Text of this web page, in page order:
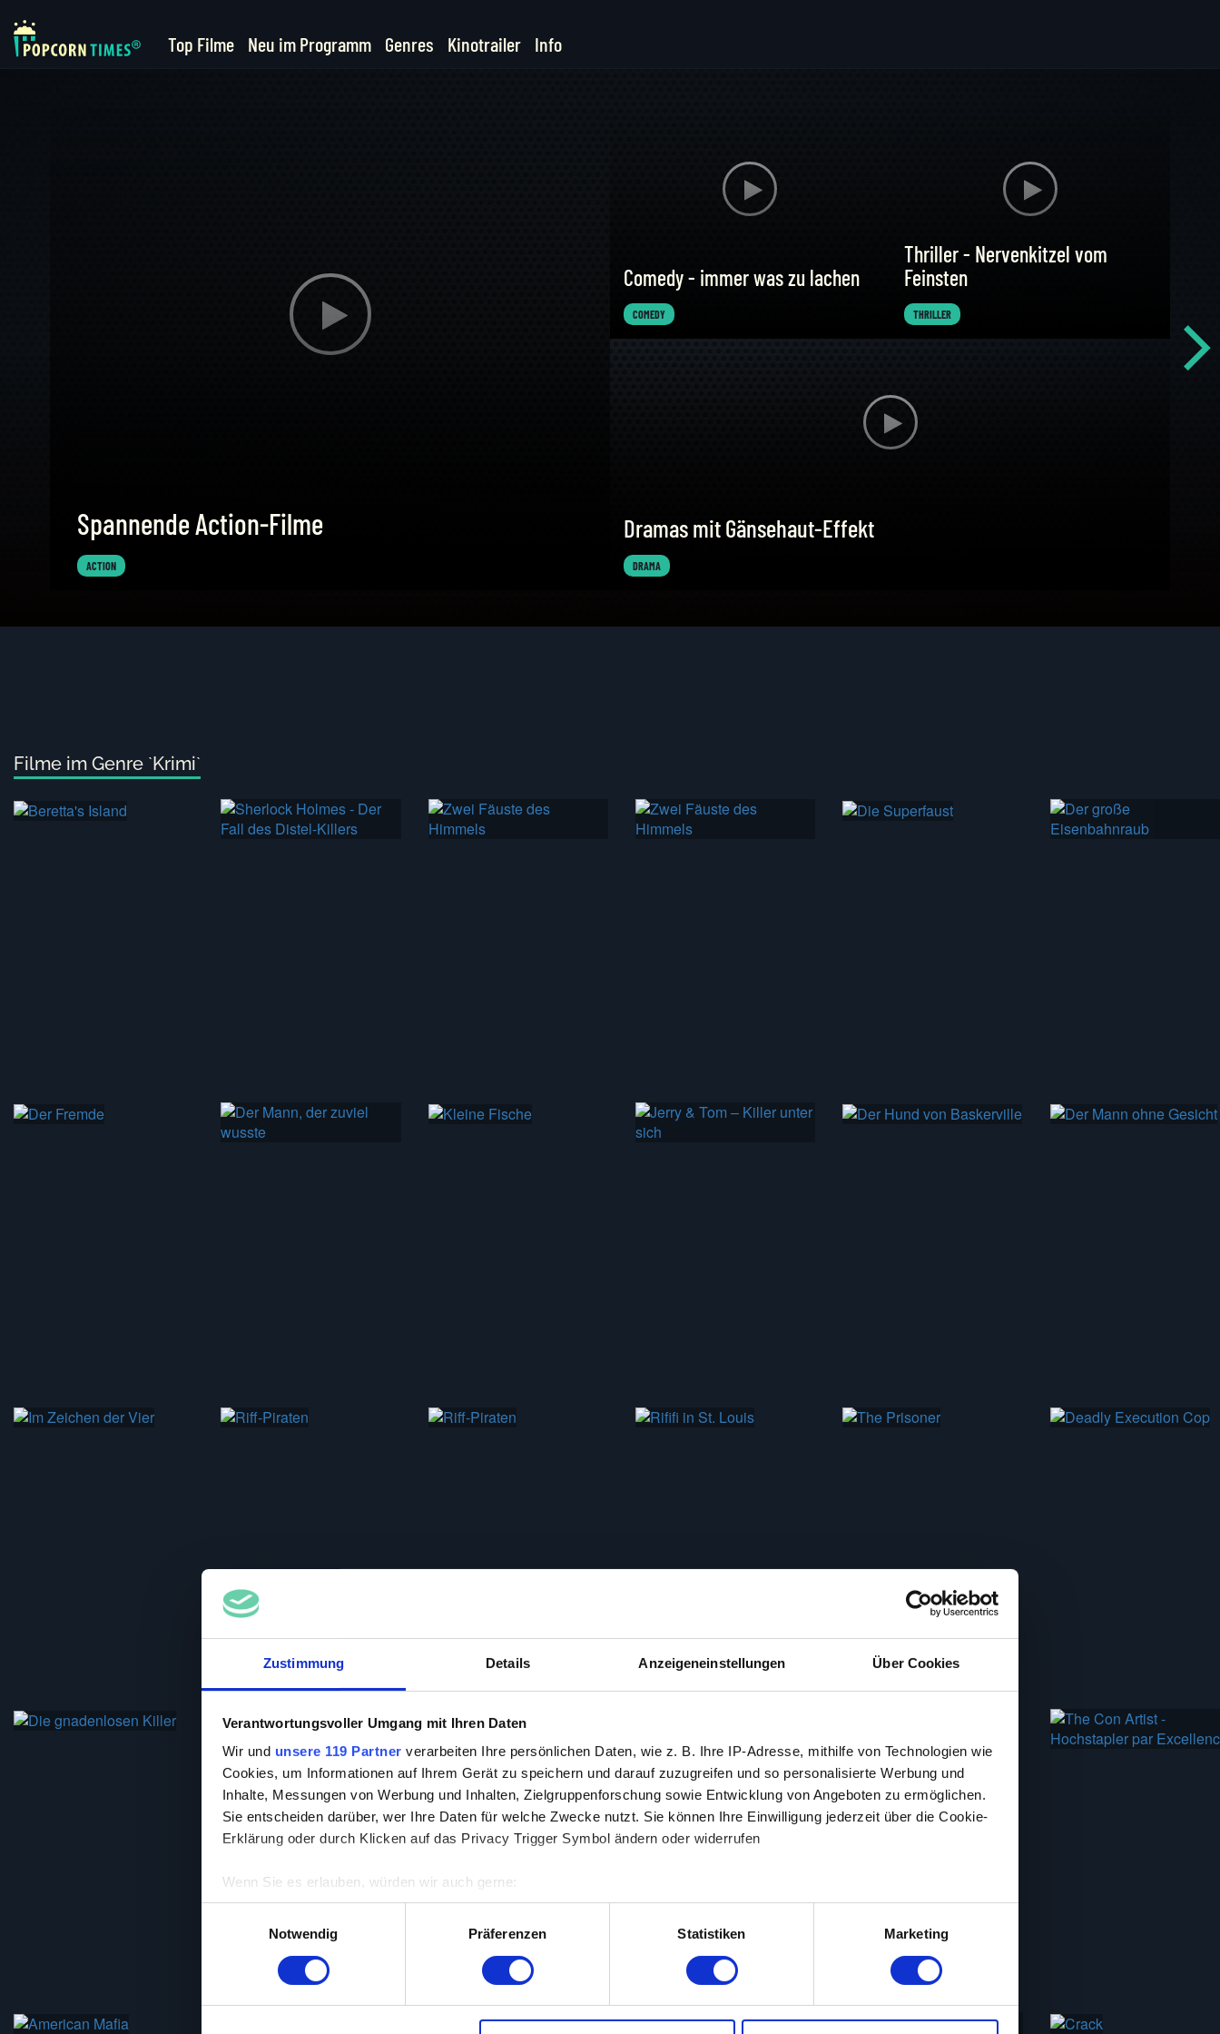
Zustimmung Details Anzeigeneinstellungen Über Cookies
Verantwortungsvoller Umgang mit Ihren Daten
Wir und unsere 119 Partner verarbeiten Ihre persönlichen Daten, wie z. B. Ihre IP-Adresse, mithilfe von Technologien wie
Cookies, um Informationen auf Ihrem Gerät zu speichern und darauf zuzugreifen und so personalisierte Werbung und
Inhalte, Messungen von Werbung und Inhalten, Zielgruppenforschung sowie Entwicklung von Angeboten zu ermöglichen.
Sie entscheiden darüber, wer Ihre Daten für welche Zwecke nutzt. Sie können Ihre Einwilligung jederzeit über die Cookie-
Erklärung oder durch Klicken auf das Privacy Trigger Symbol ändern oder widerrufen
Wenn Sie es erlauben, würden wir auch gerne:
Informationen über Ihre geografische Lage erfassen, welche bis auf einige Meter genau sein können
Ihr Gerät durch aktives Scannen nach bestimmten Merkmalen (Fingerprinting) identifizieren
Erfahren Sie mehr darüber, wie Ihre persönlichen Daten verarbeitet werden, und legen Sie Ihre Präferenzen imAbschnitt
Einzelheitenfest.
Auf unserer Webseite Popcorntimes kannst du Spielfilme aus den Jahren 1910 bis 2010 kostenlos ansehen. Bitte beachte,
Notwendig
Präferenzen Statistiken Marketing
Top Filme Neu im Programm Genres Kinotrailer Info
Spannende Action-Filme
ACTION
Comedy - immer was zu lachen
COMEDY
Thriller - Nervenkitzel vom
Feinsten
THRILLER
Dramas mit Gänsehaut-Effekt
DRAMA
Filme im Genre `Krimi`
94 min
86 min
99 min 94 min